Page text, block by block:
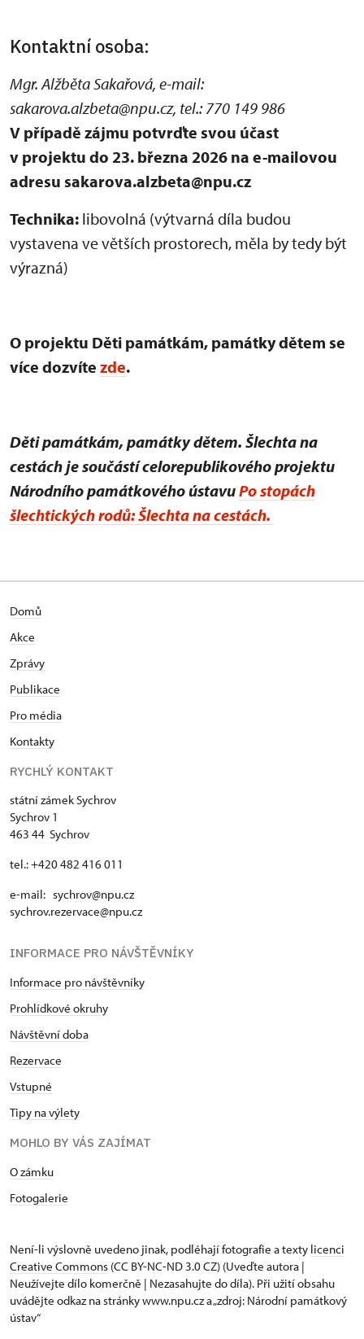
Kontaktní osoba:
Mgr. Alžběta Sakařová, e-mail:
sakarova.alzbeta@npu.cz, tel.: 770 149 986
V případě zájmu potvrďte svou účast
v projektu do 23. března 2026 na e-mailovou
adresu sakarova.alzbeta@npu.cz
Technika: libovolná (výtvarná díla budou
vystavena ve větších prostorech, měla by tedy být
výrazná)
O projektu Děti památkám, památky dětem se
více dozvíte zde.
Děti památkám, památky dětem. Šlechta na
cestách je součástí celorepublikového projektu
Národního památkového ústavuPo stopách
šlechtických rodů: Šlechta na cestách.
Domů
Akce
Zprávy
Publikace
Pro média
Kontakty
RYCHLÝ KONTAKT
státní zámek Sychrov
Sychrov 1
463 44 Sychrov
tel.: +420 482 416 011
e-mail: sychrov@npu.cz
sychrov.rezervace@npu.cz
INFORMACE PRO NÁVŠTĚVNÍKY
Informace pro návštěvníky
Prohlídkové okruhy
Návštěvní doba
Rezervace
Vstupné
Tipy na výlety
MOHLO BY VÁS ZAJÍMAT
O zámku
Fotogalerie
Není-li výslovně uvedeno jinak, podléhají fotografie a texty licenci
Creative Commons (CC BY-NC-ND 3.0 CZ) (Uveďte autora |
Neužívejte dílo komerčně | Nezasahujte do díla). Při užití obsahu
uvádějte odkaz na stránky www.npu.cz a „zdroj: Národní památkový
ústav“